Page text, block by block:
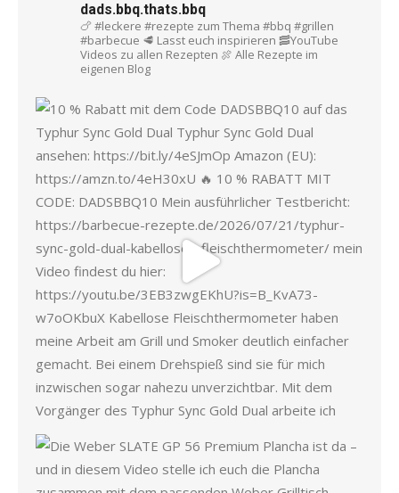
dads.bbq.thats.bbq
🍗 #leckere #rezepte zum Thema #bbq #grillen
#barbecue 🥩 Lasst euch inspirieren 🥓YouTube
Videos zu allen Rezepten 🍖 Alle Rezepte im
eigenen Blog